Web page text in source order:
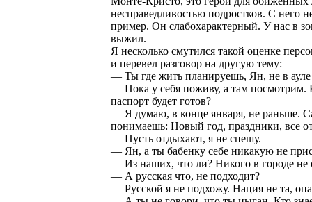
несправедливостью подростков. С него
пример. Он слабохарактерный. У нас в
выжил.
Я несколько смутился такой оценке
и перевел разговор на другую тему:
— Ты где жить планируешь, Ян, не в
— Пока у себя поживу, а там посмотрим.
паспорт будет готов?
— Я думаю, в конце января, не раньше.
понимаешь: Новый год, праздники, все
— Пусть отдыхают, я не спешу.
— Ян, а ты бабенку себе никакую не
— Из наших, что ли? Никого в городе не
— А русская что, не подходит?
— Русской я не подхожу. Нация не та,